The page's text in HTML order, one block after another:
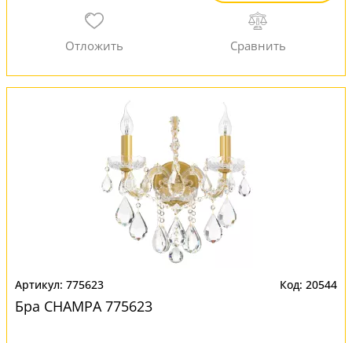
775623 20544
Бра CHAMPA 775623